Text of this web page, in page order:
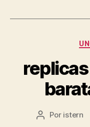
Autor
Por istern